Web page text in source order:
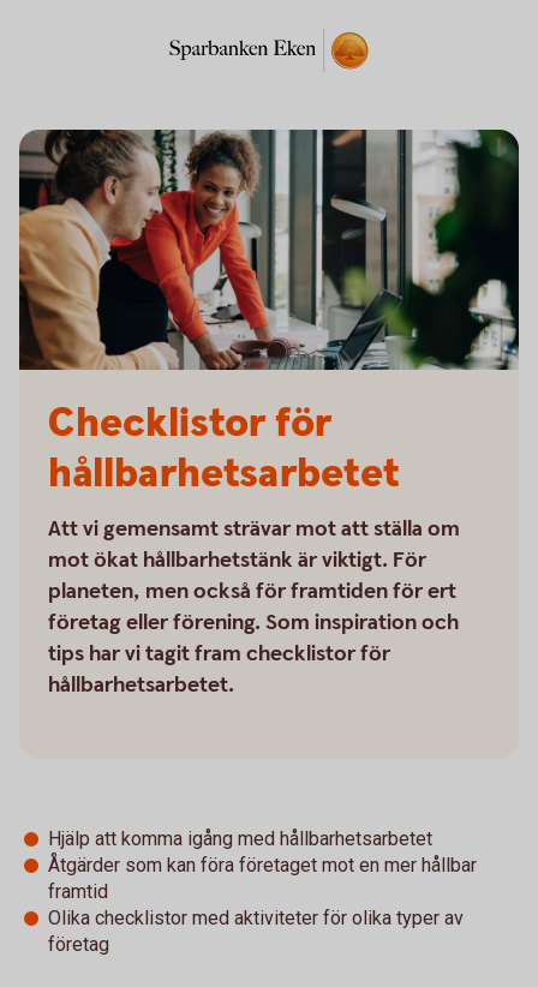
Checklistor för
hållbarhetsarbetet
Att vi gemensamt strävar mot att ställa om
mot ökat hållbarhetstänk är viktigt. För
planeten, men också för framtiden för ert
företag eller förening. Som inspiration och
tips har vi tagit fram checklistor för
hållbarhetsarbetet.
Hjälp att komma igång med hållbarhets­arbetet
Åtgärder som kan föra företaget mot en mer hållbar
framtid
Olika checklistor med aktiviteter för olika typer av
företag